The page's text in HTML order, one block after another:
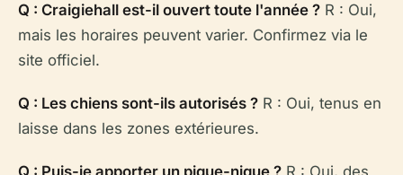
Q : Craigiehall est-il ouvert toute l'année ? R : Oui,
mais les horaires peuvent varier. Confirmez via le
site officiel.
Q : Les chiens sont-ils autorisés ? R : Oui, tenus en
laisse dans les zones extérieures.
Q : Puis-je apporter un pique-nique ? R : Oui, des